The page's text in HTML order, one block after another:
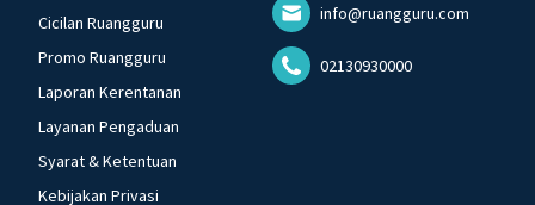
Cicilan Ruangguru
Promo Ruangguru
Laporan Kerentanan
Layanan Pengaduan
Syarat & Ketentuan
Kebijakan Privasi
info@ruangguru.com
02130930000